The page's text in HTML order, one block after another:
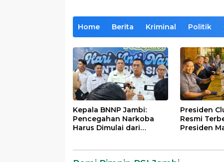
Home Berita Kriminal Politik
Kepala BNNP Jambi:
Pencegahan Narkoba
Harus Dimulai dari
Presiden
Resmi
Presiden